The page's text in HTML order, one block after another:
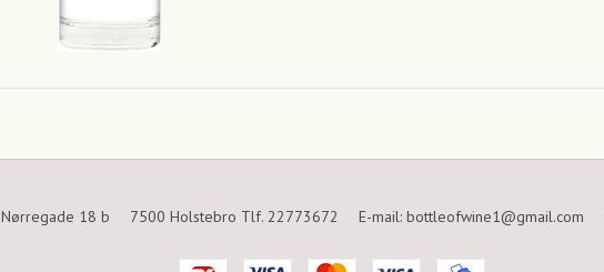
Nørregade 18 b 7500 Holstebro Tlf. 22773672 E-mail: bottleofwine1@gmail.com